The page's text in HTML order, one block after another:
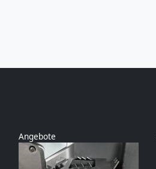
Angebote